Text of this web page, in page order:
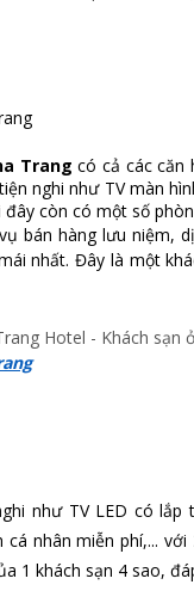
Trang có cả các căn
nghi như TV màn
còn có một số
bán hàng lưu niệm,
nhất. Đây là một
như TV LED có
nhân miễn phí,...
1 khách sạn 4 sao,